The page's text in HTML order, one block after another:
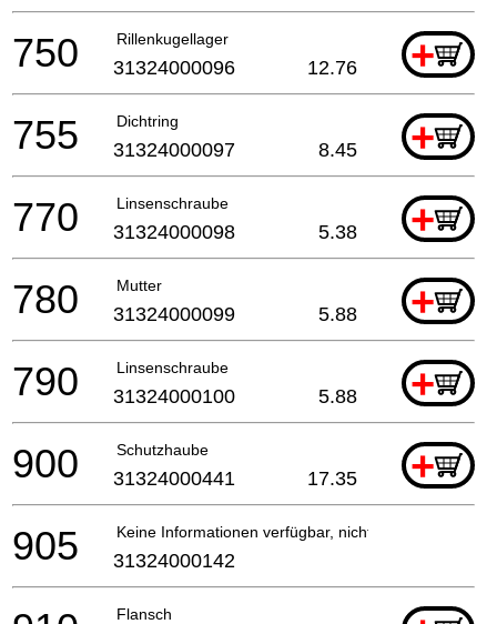
Rillenkugellager +
750 31324000096 12.76
Dichtring +
755 31324000097 8.45
Linsenschraube +
770 31324000098 5.38
Mutter +
780 31324000099 5.88
Linsenschraube +
790 31324000100 5.88
Schutzhaube +
900 31324000441 17.35
Keine Informationen verfügbar, nicht bestellbar
905 31324000142
Flansch